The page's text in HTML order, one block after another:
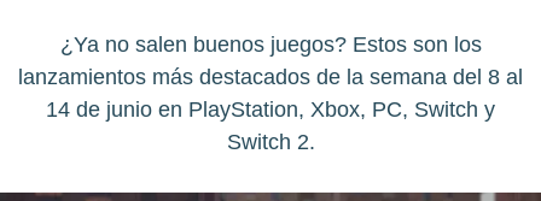
¿Ya no salen buenos juegos? Estos son los
lanzamientos más destacados de la semana del 8 al
14 de junio en PlayStation, Xbox, PC, Switch y
Switch 2.